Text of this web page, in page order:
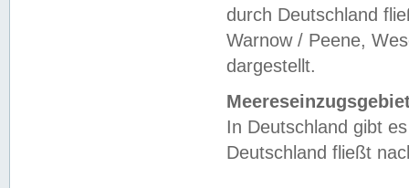
durch Deutschland
Warnow / Peene,
dargestellt.
In Deutschland gibt
Deutschland fließt